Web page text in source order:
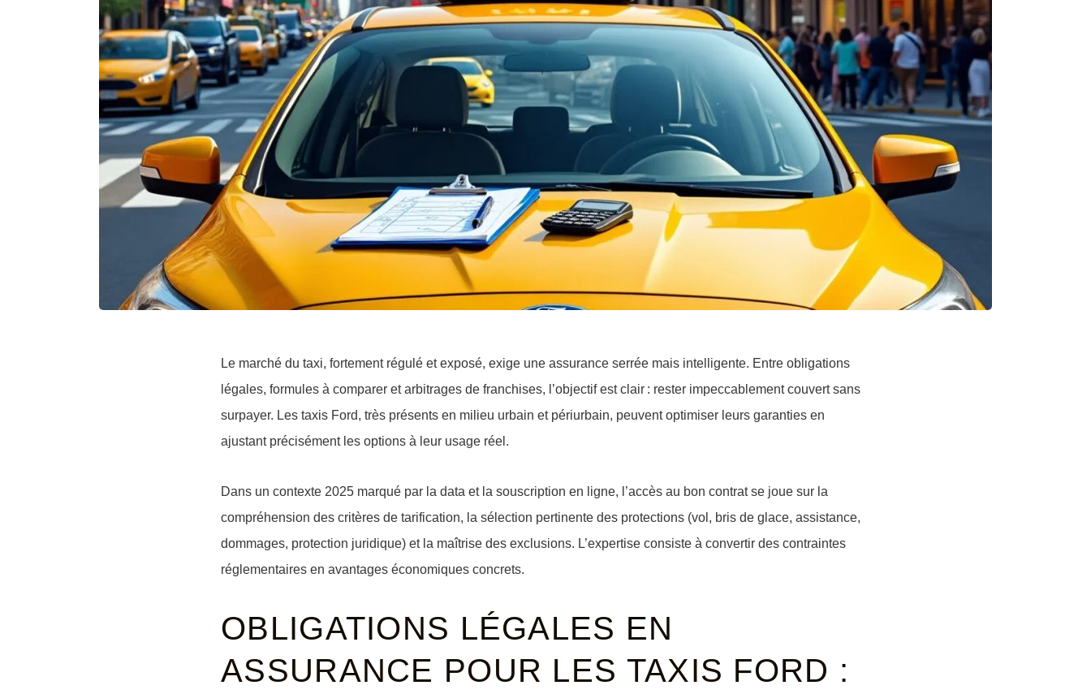
Le marché du taxi, fortement régulé et exposé, exige une assurance serrée mais intelligente. Entre obligations
légales, formules à comparer et arbitrages de franchises, l’objectif est clair : rester impeccablement couvert sans
surpayer. Les taxis Ford, très présents en milieu urbain et périurbain, peuvent optimiser leurs garanties en
ajustant précisément les options à leur usage réel.
Dans un contexte 2025 marqué par la data et la souscription en ligne, l’accès au bon contrat se joue sur la
compréhension des critères de tarification, la sélection pertinente des protections (vol, bris de glace, assistance,
dommages, protection juridique) et la maîtrise des exclusions. L’expertise consiste à convertir des contraintes
réglementaires en avantages économiques concrets.
OBLIGATIONS LÉGALES EN
ASSURANCE POUR LES TAXIS FORD :